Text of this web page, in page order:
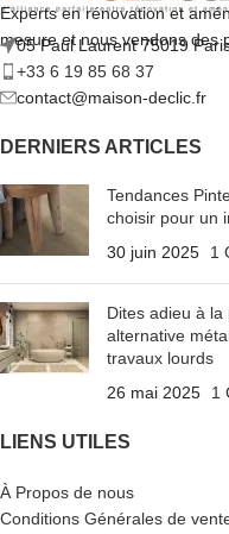
Experts en rénovation et
mesure et nous vendons des
05 Paul Laurent 75019
+33 6 19 85 68 37
contact@maison-declic.fr
DERNIERS ARTICLES
Tendances
choisir pour un
30 juin 2025
1
Dites adieu à
alternative
travaux lourds
26 mai 2025
1
LIENS UTILES
À Propos de nous
Conditions Générales de